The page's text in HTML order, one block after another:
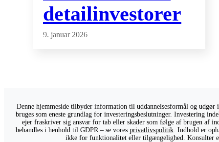
detailinvestorer
9. januar 2026
Denne hjemmeside tilbyder information til uddannelsesformål og
bruges som eneste grundlag for investeringsbeslutninger. Investering
ejer fraskriver sig ansvar for tab eller skader som følge af brugen af
behandles i henhold til GDPR – se vores privatlivspolitik. Indhold er
ikke for funktionalitet eller tilgængelighed. Konsulter